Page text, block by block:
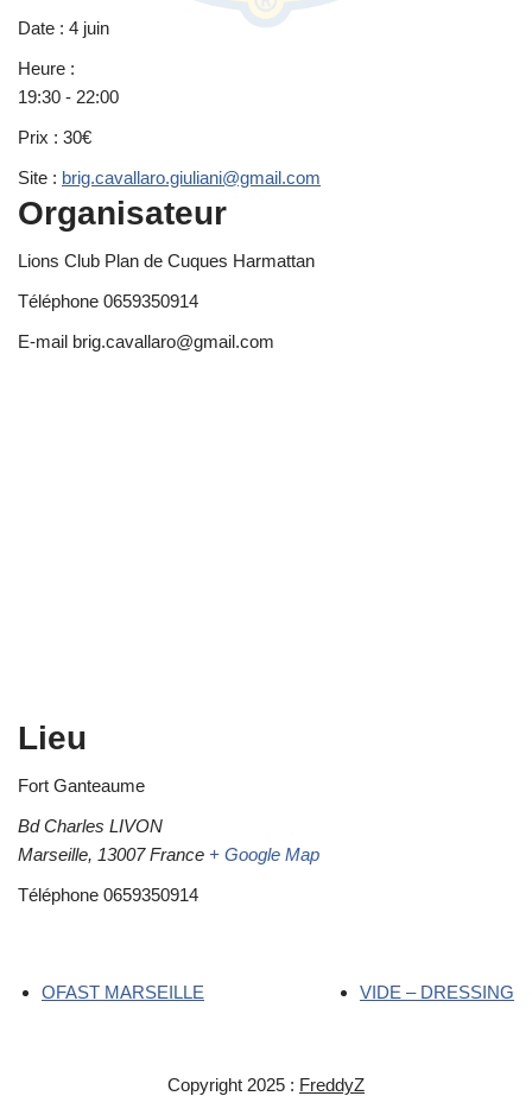
Date : 4 juin
Heure :
19:30 - 22:00
Prix : 30€
Site : brig.cavallaro.giuliani@gmail.com
Organisateur
Lions Club Plan de Cuques Harmattan
Téléphone 0659350914
E-mail brig.cavallaro@gmail.com
Lieu
Fort Ganteaume
Bd Charles LIVON
Marseille, 13007 France + Google Map
Téléphone 0659350914
OFAST MARSEILLE VIDE – DRESSING
Copyright 2025 : FreddyZ